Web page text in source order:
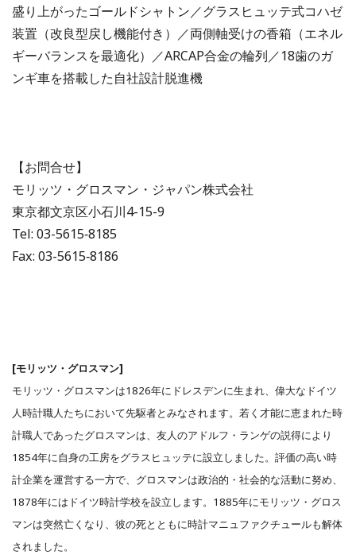
盛り上がったゴールドシャトン／グラスヒュッテ式コハゼ
装置（改良型戻し機能付き）／両側軸受けの香箱（エネル
ギーバランスを最適化）／ARCAP合金の輪列／18歯のガ
ンギ車を搭載した自社設計脱進機
【お問合せ】
モリッツ・グロスマン・ジャパン株式会社
東京都文京区小石川4-15-9
Tel: 03-5615‐8185
Fax: 03-5615‐8186
[モリッツ・グロスマン]
モリッツ・グロスマンは1826年にドレスデンに生まれ、偉大なドイツ
人時計職人たちにおいて先駆者とみなされます。若く才能に恵まれた時
計職人であったグロスマンは、友人のアドルフ・ランゲの説得により
1854年に自身の工房をグラスヒュッテに設立しました。評価の高い時
計企業を運営する一方で、グロスマンは政治的・社会的な活動に努め、
1878年にはドイツ時計学校を設立します。1885年にモリッツ・グロス
マンは突然亡くなり、彼の死とともに時計マニュファクチュールも解体
されました。